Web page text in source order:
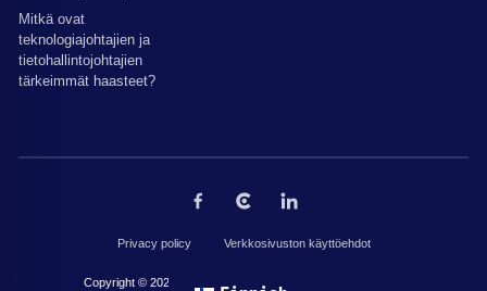
Mitkä ovat
teknologiajohtajien ja
tietohallintojohtajien
tärkeimmät haasteet?
Privacy policy Verkkosivuston käyttöehdot
Copyright © 2026 by The Codest. Kaikki oikeudet pidätetään.